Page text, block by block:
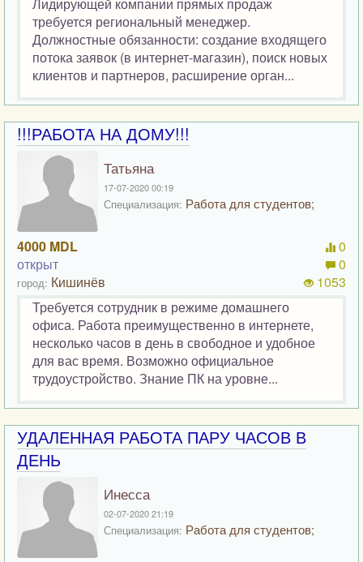
Лидирующей компании прямых продаж
требуется региональный менеджер.
Должностные обязанности: создание входящего
потока заявок (в интернет-магазин), поиск новых
клиентов и партнеров, расширение орган...
!!!РАБОТА НА ДОМУ!!!
Татьяна
17-07-2020 00:19
Специализация: Работа для студентов;
4000 MDL
открыт
город: Кишинёв
0
0
1053
Требуется сотрудник в режиме домашнего
офиса. Работа преимущественно в интернете,
несколько часов в день в свободное и удобное
для вас время. Возможно официальное
трудоустройство. Знание ПК на уровне...
УДАЛЕННАЯ РАБОТА ПАРУ ЧАСОВ В
ДЕНЬ
Инесса
02-07-2020 21:19
Специализация: Работа для студентов;